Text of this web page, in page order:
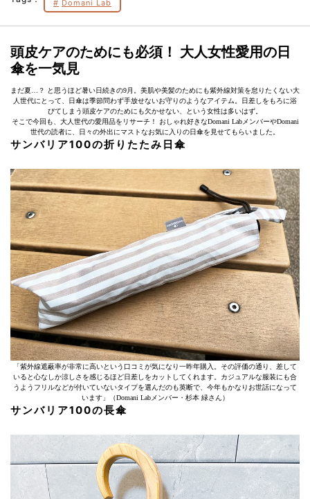
Domani Lab
頭皮ケアのためにも必須！ 大人女性愛用の日
傘を一気見
まだ夏…？ と思うほど暑い日続きの9月。美肌や美髪のためにも紫外線対策を怠りたくない大
人世代にとって、日傘は季節問わず手放せないお守りのようなアイテム。日差しをもろに浴
びてしまう頭皮ケアのためにも欠かせない、という女性は多いはず。
そこで今回も、大人世代の愛用品をリサーチ！ おしゃれ好きなDomani LabメンバーやDomani
世代の読者に、日々の外出にマストなお気に入りの日傘を見せてもらいました。
サンバリア100の折りたたみ日傘
「紫外線遮蔽率が非常に高いという口コミが気になり一昨年購入。その評価の通り、差して
いると心なしか涼しさを感じるほど日差しをカットしてくれます。カジュアルな服装にも合
うようフリルなどが付いていないタイプを選んだのも英断で、今年もかなりお世話になって
います」（Domani Labメンバー・杉本 緑さん）
サンバリア100の長傘